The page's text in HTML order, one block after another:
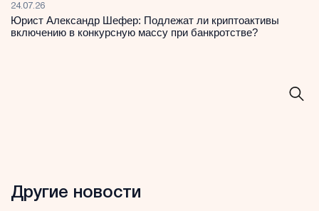
24.07.26
Юрист Александр Шефер: Подлежат ли криптоактивы
включению в конкурсную массу при банкротстве?
Другие новости